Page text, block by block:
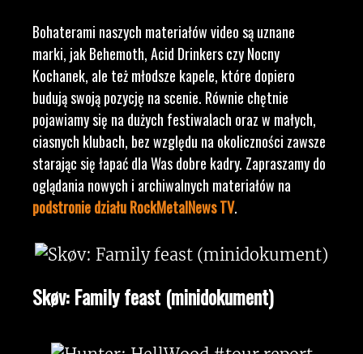
Bohaterami naszych materiałów video są uznane
marki, jak Behemoth, Acid Drinkers czy Nocny
Kochanek, ale też młodsze kapele, które dopiero
budują swoją pozycję na scenie. Równie chętnie
pojawiamy się na dużych festiwalach oraz w małych,
ciasnych klubach, bez względu na okoliczności zawsze
starając się łapać dla Was dobre kadry. Zapraszamy do
oglądania nowych i archiwalnych materiałów na
podstronie działu RockMetalNews TV.
Skøv: Family feast (minidokument)